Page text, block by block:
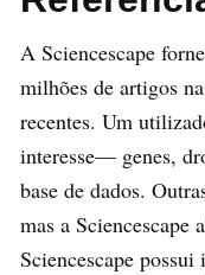
A Sciencescape
milhões de artigos
recentes. Um
interesse— genes,
base de dados.
mas a
Sciencescape